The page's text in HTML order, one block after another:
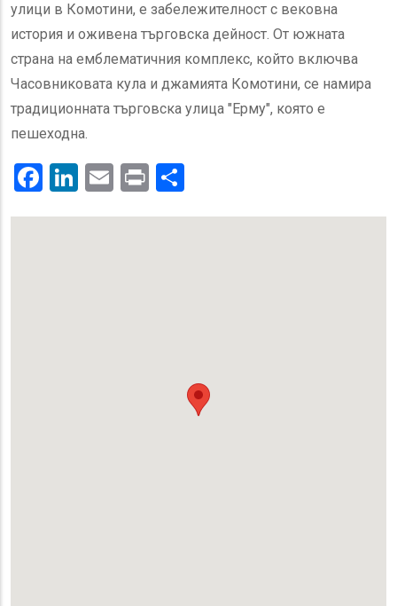
улици в Комотини, е забележителност с вековна
история и оживена търговска дейност. От южната
страна на емблематичния комплекс, който включва
Часовниковата кула и джамията Комотини, се намира
традиционната търговска улица "Ерму", която е
пешеходна.
Facebook
LinkedIn
Email
Print